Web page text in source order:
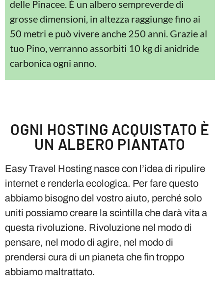
delle Pinacee. È un albero sempreverde di
grosse dimensioni, in altezza raggiunge fino ai
50 metri e può vivere anche 250 anni. Grazie al
tuo Pino, verranno assorbiti 10 kg di anidride
carbonica ogni anno.
OGNI HOSTING ACQUISTATO È
UN ALBERO PIANTATO
Easy Travel Hosting nasce con l’idea di ripulire
internet e renderla ecologica. Per fare questo
abbiamo bisogno del vostro aiuto, perché solo
uniti possiamo creare la scintilla che darà vita a
questa rivoluzione. Rivoluzione nel modo di
pensare, nel modo di agire, nel modo di
prendersi cura di un pianeta che fin troppo
abbiamo maltrattato.